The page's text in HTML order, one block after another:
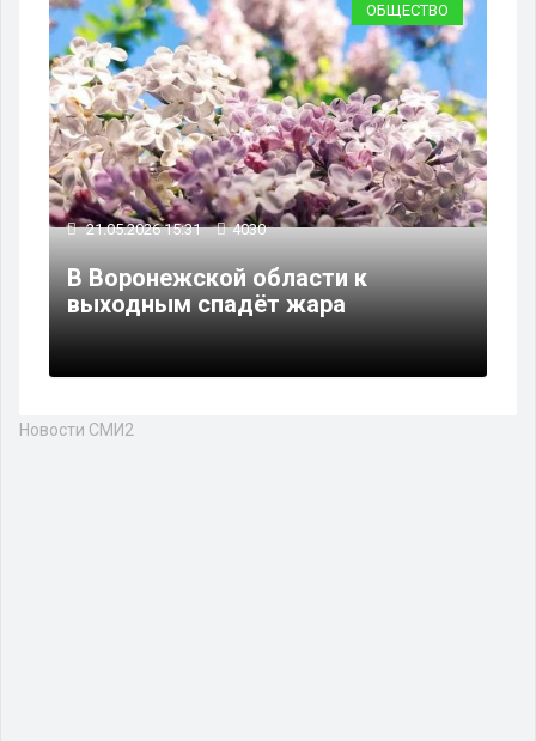
ОБЩЕСТВО
21.05.2026 15:31 4030
В Воронежской области к
выходным спадёт жара
Новости СМИ2